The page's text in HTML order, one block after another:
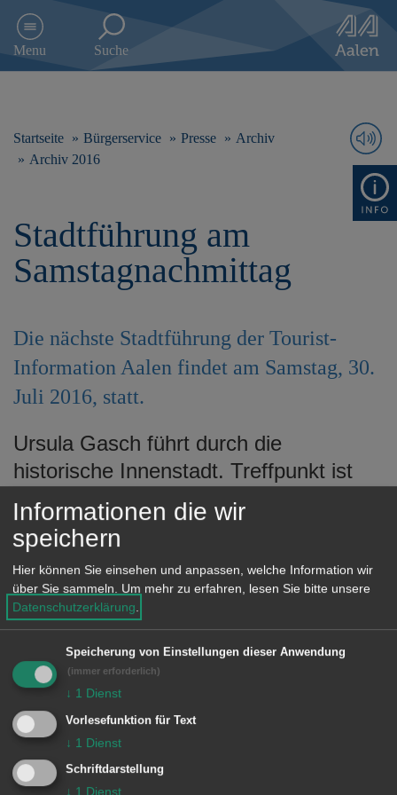
e
Menu Suche
Startseite Bürgerservice Presse
Archiv
Archiv 2016
Stadtführung am
Samstagnachmittag
Die nächste Stadtführung der Tourist-
Information Aalen findet am Samstag, 30.
Juli 2016, statt.
Ursula Gasch führt durch die
historische Innenstadt. Treffpunkt ist
um 14.30 Uhr vor dem Büro der
Tourist-Information, Reichsstädter
Straße 1. Gäste und Einheimische sind
herzlich willkommen, eine
Voranmeldung ist nicht erforderlich.
Kostenbeitrag: Erwachsene vier Euro,
Kinder zwei Euro.
© Stadt Aalen, 28.07.2016
Informationen die wir
speichern
Hier können Sie einsehen und anpassen, welche Information wir
über Sie sammeln.
Um mehr zu erfahren, lesen Sie bitte unsere
Datenschutzerklärung
Speicherung von Einstellungen dieser Anwendung
(immer erforderlich)
↓ 1 Dienst
Vorlesefunktion für Text
↓ 1 Dienst
Schriftdarstellung
↓ 1 Dienst